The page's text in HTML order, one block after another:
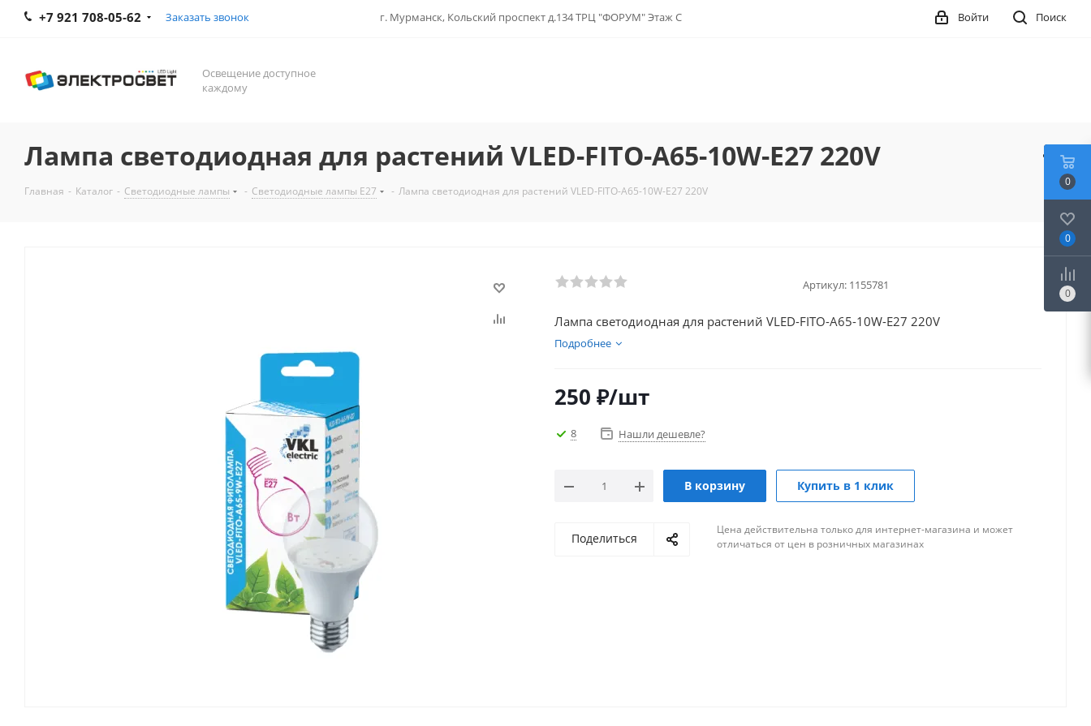
+7 921 708-05-62 Заказать звонок г. Мурманск, Кольский проспект д.134 ТРЦ "ФОРУМ" Этаж С Поиск
Войти
Освещение доступное
каждому
Лампа светодиодная для растений VLED-FITO-A65-10W-E27 220V
Главная - Каталог - Светодиодные лампы - Светодиодные лампы E27 - Лампа светодиодная для растений VLED-FITO-A65-10W-E27 220V
Артикул: 1155781
Лампа светодиодная для растений VLED-FITO-A65-10W-E27 220V
Подробнее
250 ₽/шт
8 Нашли дешевле?
В корзину Купить в 1 клик
Поделиться
Цена действительна только для интернет-магазина и может
отличаться от цен в розничных магазинах
0
0
0